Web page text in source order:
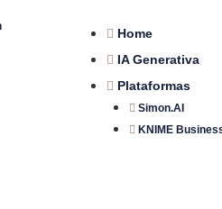
Home
IA Generativa
Plataformas
Simon.AI
KNIME